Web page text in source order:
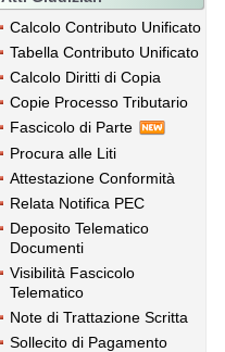
Calcolo Contributo Unificato
Tabella Contributo Unificato
Calcolo Diritti di Copia
Copie Processo Tributario
Fascicolo di Parte
Procura alle Liti
Attestazione Conformità
Relata Notifica PEC
Deposito Telematico
Documenti
Visibilità Fascicolo
Telematico
Note di Trattazione Scritta
Sollecito di Pagamento